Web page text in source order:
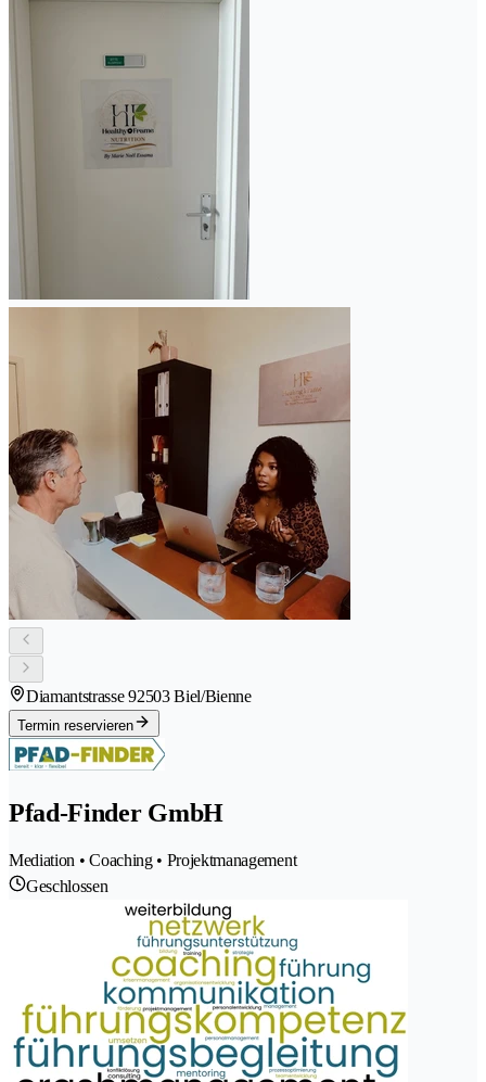
Diamantstrasse 92503 Biel/Bienne
Termin reservieren
Pfad-Finder GmbH
Mediation • Coaching • Projektmanagement
Geschlossen